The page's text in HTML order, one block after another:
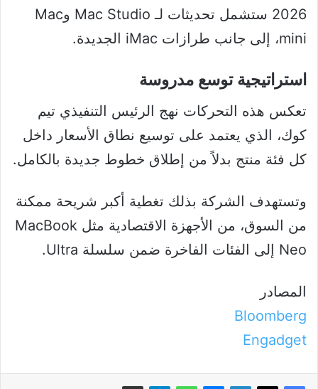
2026 ستشمل تحديثات لـ Mac Studio وMac
mini، إلى جانب طرازات iMac الجديدة.
استراتيجية توسع مدروسة
تعكس هذه التحركات نهج الرئيس التنفيذي تيم
كوك، الذي يعتمد على توسيع نطاق الأسعار داخل
كل فئة منتج بدلاً من إطلاق خطوط جديدة بالكامل.
وتستهدف الشركة بذلك تغطية أكبر شريحة ممكنة
من السوق، من الأجهزة الاقتصادية مثل MacBook
Neo إلى الفئات الفاخرة ضمن سلسلة Ultra.
المصادر
Bloomberg
Engadget